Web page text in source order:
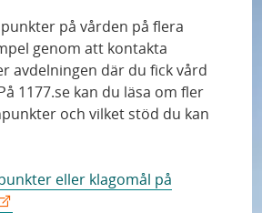
på vården på flera
genom att kontakta
avdelningen där du fick vård
1177.se kan du läsa om fler
och vilket stöd du kan
eller klagomål på